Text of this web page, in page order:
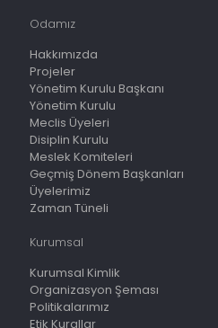
Odamız
Hakkımızda
Projeler
Yönetim Kurulu Başkanı
Yönetim Kurulu
Meclis Üyeleri
Disiplin Kurulu
Meslek Komiteleri
Geçmiş Dönem Başkanları
Üyelerimiz
Zaman Tüneli
Kurumsal
Kurumsal Kimlik
Organizasyon Şeması
Politikalarımız
Etik Kurallar